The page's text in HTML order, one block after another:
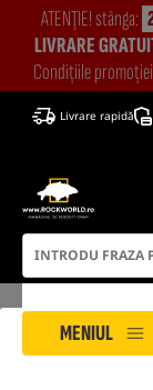
ATENŢIE! stânga:
LIVRARE
Condițiile
Livrare rapidă
MENIUL